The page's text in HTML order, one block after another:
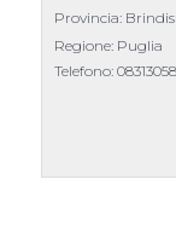
Provincia: Brindisi
Regione: Puglia
Telefono: